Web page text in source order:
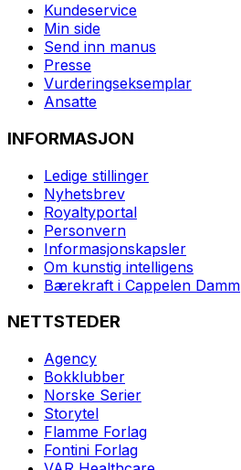
Kundeservice
Min side
Send inn manus
Presse
Vurderingseksemplar
Ansatte
INFORMASJON
Ledige stillinger
Nyhetsbrev
Royaltyportal
Personvern
Informasjonskapsler
Om kunstig intelligens
Bærekraft i Cappelen Damm
NETTSTEDER
Agency
Bokklubber
Norske Serier
Storytel
Flamme Forlag
Fontini Forlag